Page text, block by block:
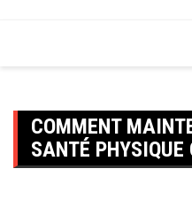
COMMENT
SANTÉ PHYSIQUE